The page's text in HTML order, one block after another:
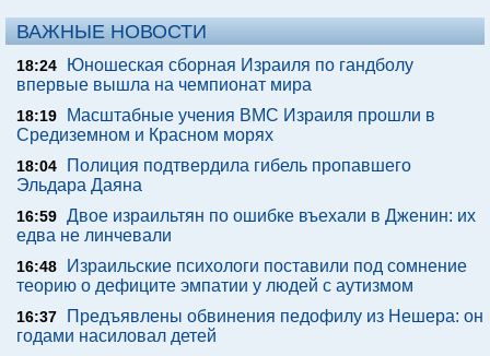
ВАЖНЫЕ НОВОСТИ
18:24
Юношеская сборная Израиля по гандболу
впервые вышла на чемпионат мира
18:19
Масштабные учения ВМС Израиля прошли в
Средиземном и Красном морях
18:04
Полиция подтвердила гибель пропавшего
Эльдара Даяна
16:59 Двое израильтян по ошибке въехали в Дженин: их
едва не линчевали
16:48
Израильские психологи поставили под сомнение
теорию о дефиците эмпатии у людей с аутизмом
16:37
Предъявлены обвинения педофилу из Нешера: он
годами насиловал детей